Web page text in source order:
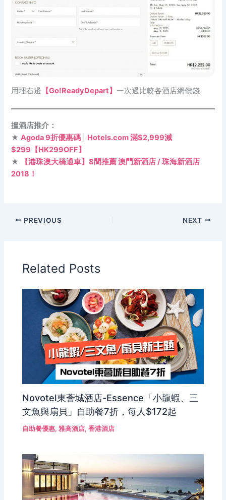
用埋右邊 【Go!ReadyDepart】一次過比較各酒店網價錢
搵酒店推介：
★Agoda 9折優惠碼
Hotels.com 滿$2,999減
$299【HK299OFF】
★
【港珠澳大橋通車】8間推薦 澳門新酒店 / 珠海新酒店
2018！
PREVIOUS NEXT
Related Posts
Novotel東薈城酒店-Essence「小龍蝦、三
文魚與扇貝」自助餐7折，每人$172起
自助餐優惠,雅高酒店,香港酒店